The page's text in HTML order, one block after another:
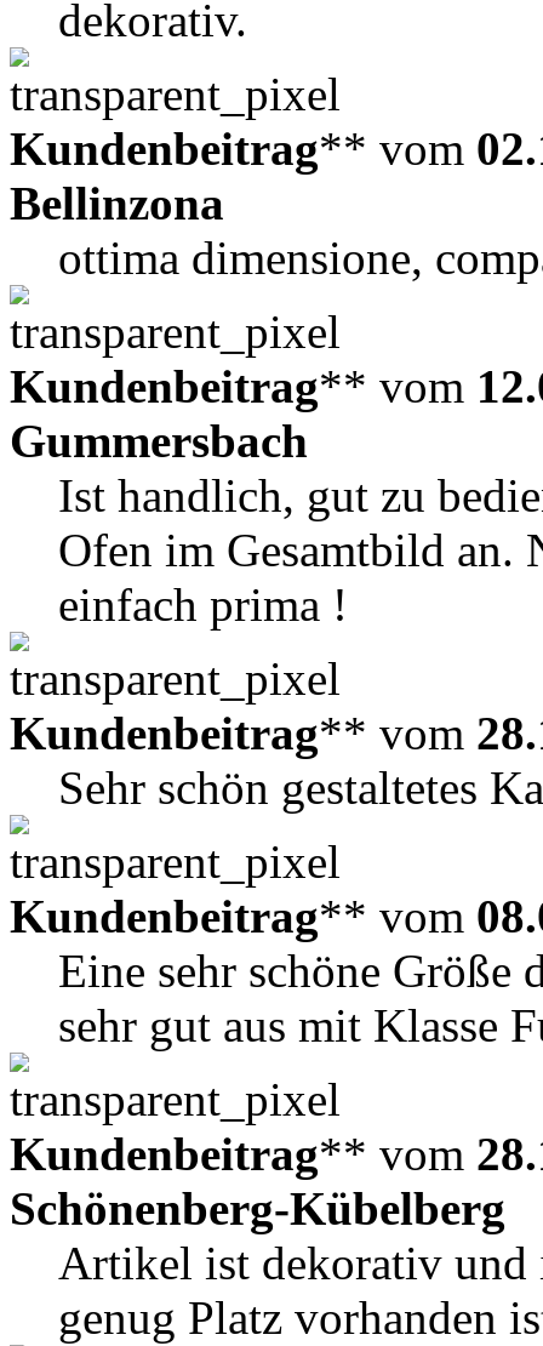
dekorativ.
Kundenbeitrag** vom
Bellinzona
ottima dimensione,
Kundenbeitrag** vom
Gummersbach
Ist handlich, gut zu
Ofen im Gesamtbild an.
einfach prima !
Kundenbeitrag** vom
Sehr schön gestaltetes
Kundenbeitrag** vom
Eine sehr schöne Größe
sehr gut aus mit Klasse
Kundenbeitrag** vom
Schönenberg-Kübelberg
Artikel ist dekorativ und
genug Platz vorhanden